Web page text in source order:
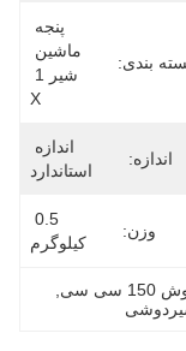
بندی:
X
اندازه:
استاندارد
وزن:
کیلوگرم
سی